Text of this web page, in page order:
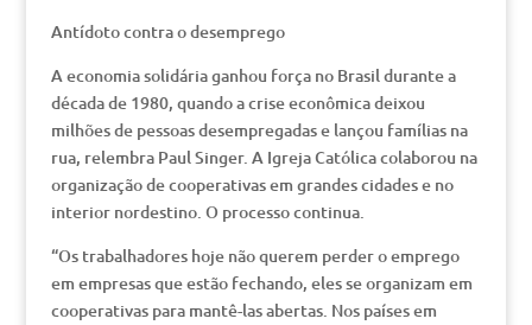
Antídoto contra o desemprego
A economia solidária ganhou força no Brasil durante a
década de 1980, quando a crise econômica deixou
milhões de pessoas desempregadas e lançou famílias na
rua, relembra Paul Singer. A Igreja Católica colaborou na
organização de cooperativas em grandes cidades e no
interior nordestino. O processo continua.
“Os trabalhadores hoje não querem perder o emprego
em empresas que estão fechando, eles se organizam em
cooperativas para mantê-las abertas. Nos países em